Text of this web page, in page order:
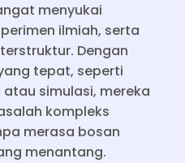
menyukai
ilmiah, serta
Dengan
tepat, seperti
simulasi, mereka
kompleks
merasa bosan
menantang.